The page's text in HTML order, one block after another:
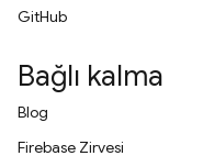
GitHub
Bağlı kalma
Blog
Firebase Zirvesi